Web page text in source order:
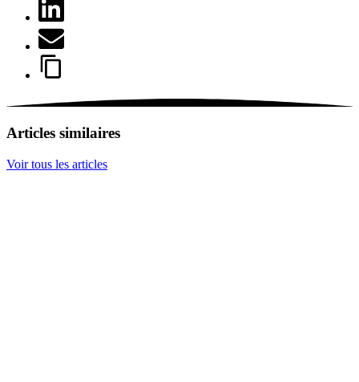
Articles similaires
Voir tous les articles